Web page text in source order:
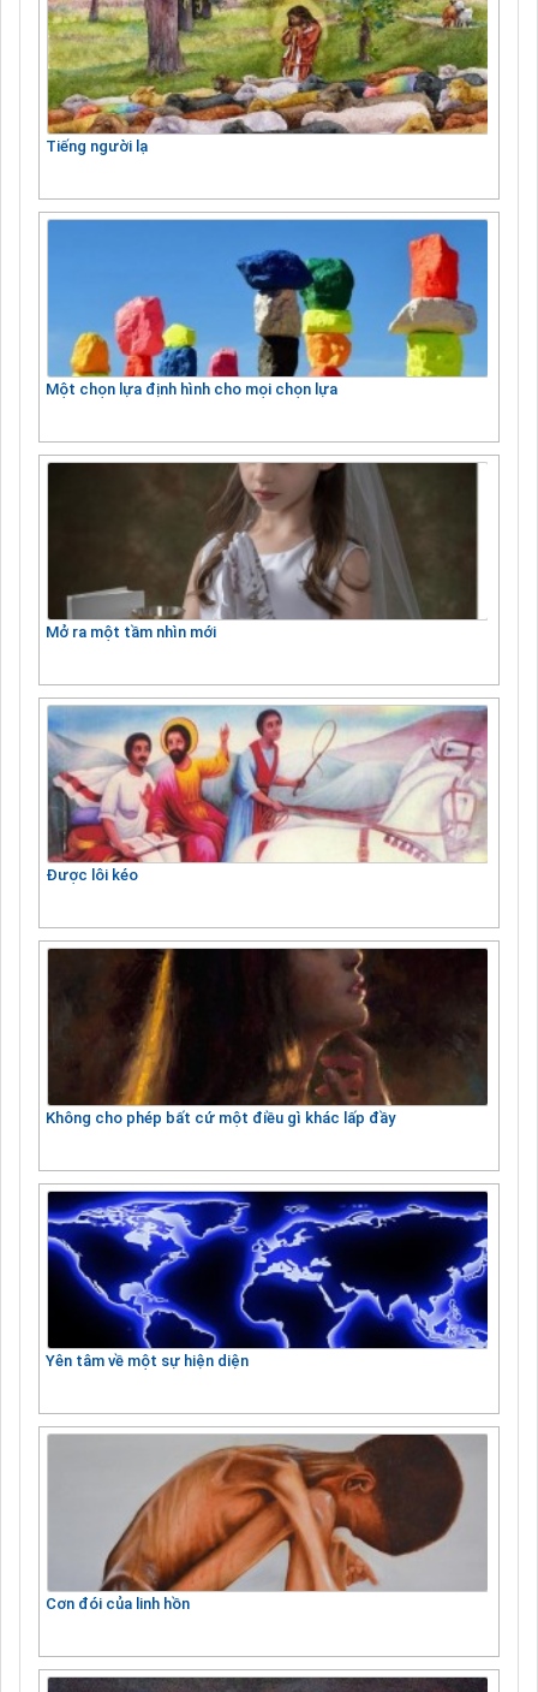
Tiếng người lạ
Một chọn lựa định hình cho mọi chọn lựa
Mở ra một tầm nhìn mới
Được lôi kéo
Không cho phép bất cứ một điều gì khác lấp đầy
Yên tâm về một sự hiện diện
Cơn đói của linh hồn